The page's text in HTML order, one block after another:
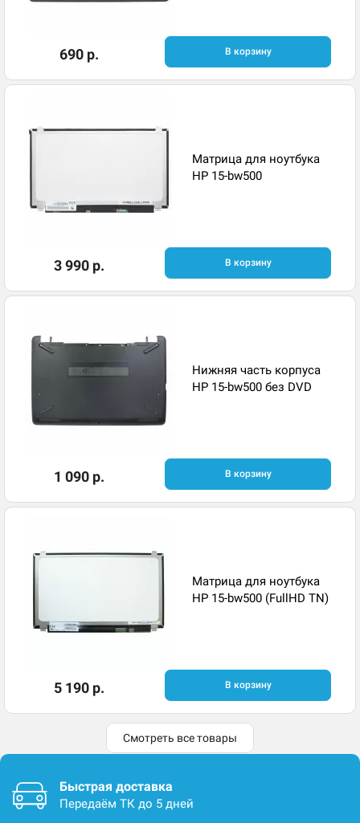
690 р. В корзину
Матрица для ноутбука
HP 15-bw500
3 990 р. В корзину
Нижняя часть корпуса
HP 15-bw500 без DVD
1 090 р. В корзину
Матрица для ноутбука
HP 15-bw500 (FullHD TN)
5 190 р. В корзину
Смотреть все товары
Быстрая доставка
Передаём ТК до 5 дней